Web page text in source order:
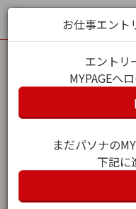
MYPAGEログ
パスワード
お仕事エント
エントリ
MYPAGEへ
まだパソナの
下記に